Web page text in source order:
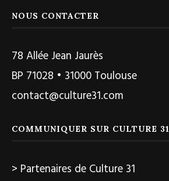
NOUS CONTACTER
78 Allée Jean Jaurès
BP 71028 • 31000 Toulouse
contact@culture31.com
COMMUNIQUER SUR CULTURE 31
> Partenaires de Culture 31